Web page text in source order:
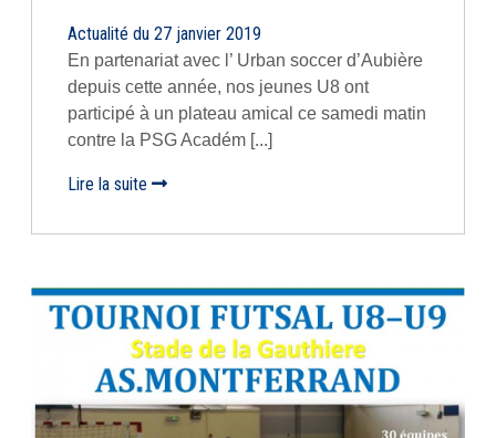
Actualité du 27 janvier 2019
En partenariat avec l’ Urban soccer d’Aubière
depuis cette année, nos jeunes U8 ont
participé à un plateau amical ce samedi matin
contre la PSG Académ [...]
Lire la suite